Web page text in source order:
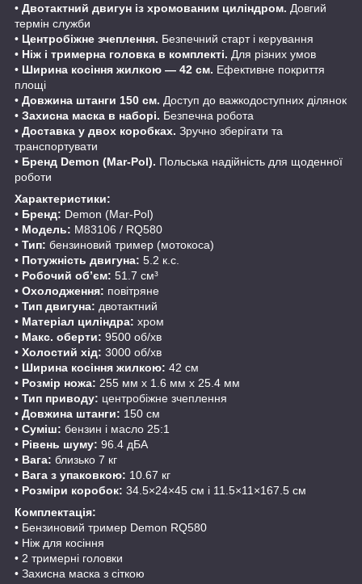
• Двотактний двигун із хромованим циліндром. Довгий
термін служби
• Центробіжне зчеплення. Безпечний старт і керування
• Ніж і тримерна головка в комплекті. Для різних умов
• Ширина косіння жилкою — 42 см. Ефективне покриття
площі
• Довжина штанги 150 см. Доступ до важкодоступних ділянок
• Захисна маска в наборі. Безпечна робота
• Доставка у двох коробках. Зручно зберігати та
транспортувати
• Бренд Demon (Mar-Pol). Польська надійність для щоденної
роботи
Характеристики:
• Бренд: Demon (Mar-Pol)
• Модель: M83106 / RQ580
• Тип: бензиновий тример (мотокоса)
• Потужність двигуна: 5.2 к.с.
• Робочий об’єм: 51.7 см³
• Охолодження: повітряне
• Тип двигуна: двотактний
• Матеріал циліндра: хром
• Макс. оберти: 9500 об/хв
• Холостий хід: 3000 об/хв
• Ширина косіння жилкою: 42 см
• Розмір ножа: 255 мм x 1.6 мм x 25.4 мм
• Тип приводу: центробіжне зчеплення
• Довжина штанги: 150 см
• Суміш: бензин і масло 25:1
• Рівень шуму: 96.4 дБА
• Вага: близько 7 кг
• Вага з упаковкою: 10.67 кг
• Розміри коробок: 34.5×24×45 см і 11.5×11×167.5 см
Комплектація:
• Бензиновий тример Demon RQ580
• Ніж для косіння
• 2 тримерні головки
• Захисна маска з сіткою